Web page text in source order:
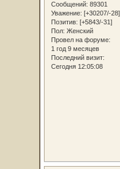
Сообщений: 89301
Уважение: [+30207/-28]
Позитив: [+5843/-31]
Пол: Женский
Провел на форуме:
1 год 9 месяцев
Последний визит:
Сегодня 12:05:08